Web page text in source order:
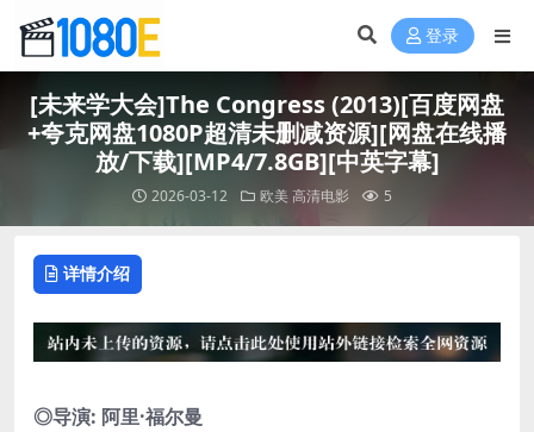
登录
[未来学大会]The Congress (2013)[百度网盘
+夸克网盘1080P超清未删减资源][网盘在线播
放/下载][MP4/7.8GB][中英字幕]
2026-03-12 欧美高清电影 5
详情介绍
◎导演: 阿里·福尔曼